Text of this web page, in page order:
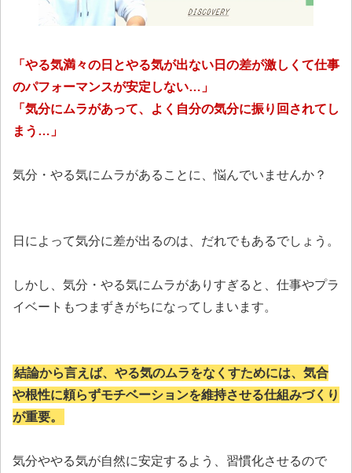
「やる気満々の日とやる気が出ない日の差が激しくて仕事
のパフォーマンスが安定しない…」
「気分にムラがあって、よく自分の気分に振り回されてし
まう…」
気分・やる気にムラがあることに、悩んでいませんか？
日によって気分に差が出るのは、だれでもあるでしょう。
しかし、気分・やる気にムラがありすぎると、仕事やプラ
イベートもつまずきがちになってしまいます。
結論から言えば、やる気のムラをなくすためには、気合
や根性に頼らずモチベーションを維持させる仕組みづくり
が重要。
気分ややる気が自然に安定するよう、習慣化させるので